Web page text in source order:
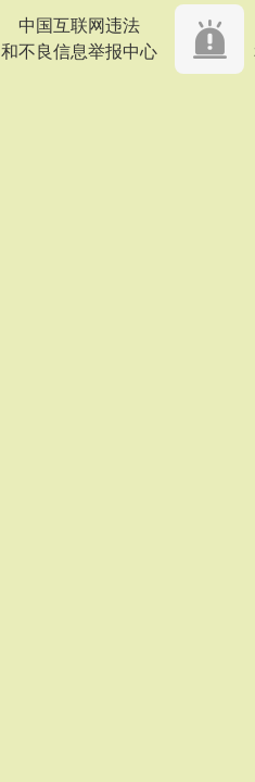
中国互联网违法
和不良信息举报中心